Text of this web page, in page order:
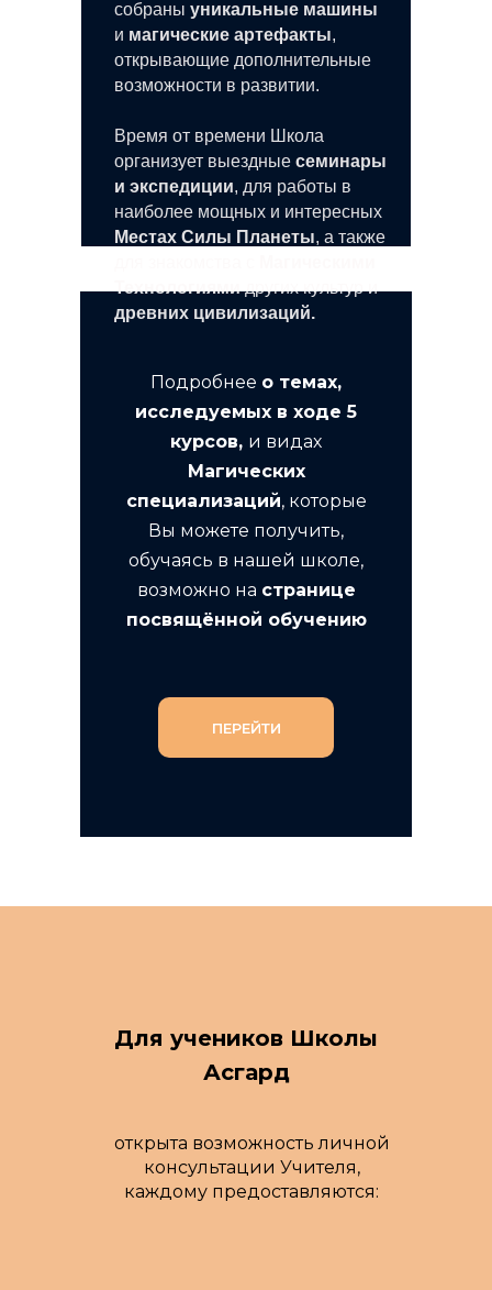
собраны уникальные машины
и магические артефакты,
открывающие дополнительные
возможности в развитии.
Время от времени Школа
организует выездные семинары
и экспедиции, для работы в
наиболее мощных и интересных
Местах Силы Планеты, а также
Технологиямидругих культур и
древних цивилизаций.
ПЕРЕЙТИ
Подробнее о темах,
исследуемых в ходе 5
курсов, и видах
Магических
специализаций, которые
Вы можете получить,
обучаясь в нашей школе,
возможно на странице
посвящённой обучению
Для учеников Школы
Асгард
открыта возможность личной
консультации Учителя,
каждому предоставляются: